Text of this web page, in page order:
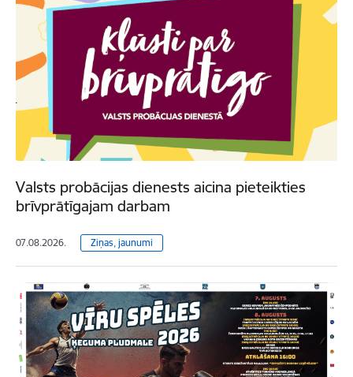
Valsts probācijas dienests aicina pieteikties
brīvprātīgajam darbam
07.08.2026. Ziņas, jaunumi